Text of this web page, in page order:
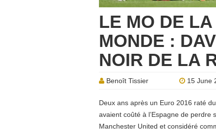
LE MO DE
MONDE :
NOIR DE LA
Benoît Tissier 15 June
Deux ans après un Euro 2016 raté
avaient coûté à l’Espagne de
Manchester United et considéré